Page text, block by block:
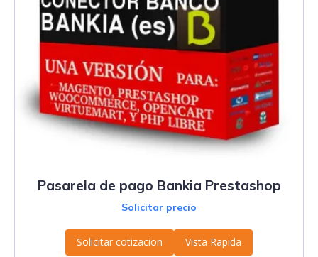
Pasarela de pago Bankia Prestashop
Solicitar precio
Solicitar cotizacion Vista Rapida